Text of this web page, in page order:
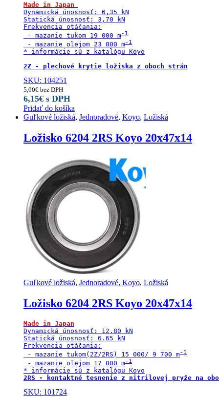
Made in Japan
Dynamická únosnosť: 6,35 kN
Statická únosnosť: 3,70 kN
Frekvencia otáčania:
- mazanie tukom 19 000 m
- mazanie olejom 23 000 m
* informácie sú z katalógu Koyo
2Z - plechové krytie ložiska z oboch strán
SKU: 104251
5,00€ bez DPH
6,15€ s DPH
Pridať do košíka
Guľkové ložiská, Jednoradové, Koyo, Ložiská
Ložisko 6204 2RS Koyo 20x47x14
Guľkové ložiská, Jednoradové, Koyo, Ložiská
Ložisko 6204 2RS Koyo 20x47x14
Made in Japan
Dynamická únosnosť: 12.80 kN
Statická únosnosť: 6.65 kN
Frekvencia otáčania:
- mazanie tukom(2Z/2RS) 15 000/ 9 700 m
- mazanie olejom 17 000 m
2RS - kontaktné tesnenie z nitrilovej pryže na
SKU: 101724